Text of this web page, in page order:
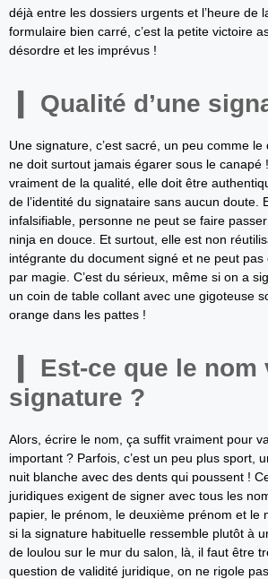
déjà entre les dossiers urgents et l’heure de
formulaire bien carré, c’est la petite victoire
désordre et les imprévus !
Qualité d’une
Une signature, c’est sacré, un peu comme le
ne doit surtout jamais égarer sous le canapé
vraiment de la qualité, elle doit être
de l’identité du signataire sans aucun doute.
infalsifiable, personne ne peut se faire
ninja en douce. Et surtout, elle est non
intégrante du document signé et ne peut
par magie. C’est du sérieux, même si on a
un coin de table collant avec une gigoteuse
orange dans les pattes !
Est-ce que le nom
signature ?
Alors, écrire le nom, ça suffit vraiment pour
important ? Parfois, c’est un peu plus sport,
nuit blanche avec des dents qui poussent !
juridiques exigent de signer avec tous les
papier, le prénom, le deuxième prénom et le
si la signature habituelle ressemble plutôt à
de loulou sur le mur du salon, là, il faut être
question de validité juridique, on ne rigole